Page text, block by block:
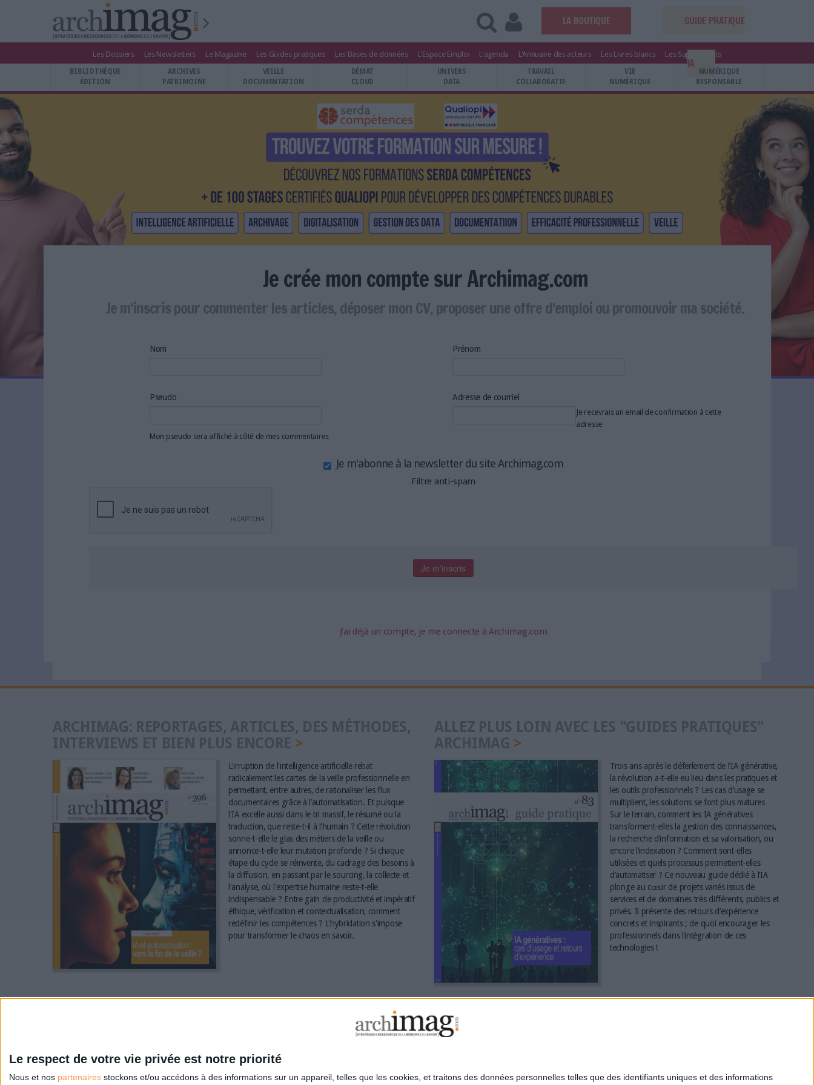
Le respect de votre vie privée est notre priorité
Nous et nos partenaires stockons et/ou accédons à des informations sur un appareil, telles que les cookies, et traitons des données personnelles telles que des identifiants uniques et des informations
LA BOUTIQUE GUIDE PRATIQUE
IA
BIBLIOTHÈQUE ÉDITION
ARCHIVES PATRIMOINE
VEILLE DOCUMENTATION
UNIVERS DATA
TRAVAIL COLLABORATIF
VIE NUMÉRIQUE
NUMÉRIQUE RESPONSABLE
L'ANNUAIRE DES ACTEURS
Les Dossiers Les Newsletters Le Magazine Les Guides pratiques Les Bases de données L'Espace Emploi L'agenda L'Annuaire des acteurs Les Livres blancs Les Suppléments
BIBLIOTHÈQUE
ÉDITION
ARCHIVES
PATRIMOINE
VEILLE
DOCUMENTATION
DÉMAT
CLOUD
UNIVERS
DATA
TRAVAIL
COLLABORATIF
VIE
NUMÉRIQUE
NUMÉRIQUE
RESPONSABLE
Je crée mon compte sur Archimag.com
Je m'inscris pour commenter les articles, déposer mon CV, proposer une offre d'emploi ou promouvoir ma société.
Nom
Pseudo
Mon pseudo sera affiché à côté de mes commentaires
Prénom
Adresse de courriel
Je recevrais un email de confirmation à cette
adresse
Je m'abonne à la newsletter du site Archimag.com
Filtre anti-spam
J'ai déjà un compte, je me connecte à Archimag.com
L'irruption de l'intelligence artificielle rebat
radicalement les cartes de la veille professionnelle en
permettant, entre autres, de rationaliser les flux
documentaires grâce à l’automatisation. Et puisque
l'IA excelle aussi dans le tri massif, le résumé ou la
traduction, que reste-t-il à l’humain ? Cette révolution
sonne-t-elle le glas des métiers de la veille ou
annonce-t-elle leur mutation profonde ? Si chaque
étape du cycle se réinvente, du cadrage des besoins à
la diffusion, en passant par le sourcing, la collecte et
l'analyse, où l'expertise humaine reste-t-elle
indispensable ? Entre gain de productivité et impératif
éthique, vérification et contextualisation, comment
redéfinir les compétences ? L'hybridation s'impose
pour transformer le chaos en savoir.
Trois ans après le déferlement de l’IA générative,
la révolution a-t-elle eu lieu dans les pratiques et
les outils professionnels ? Les cas d’usage se
multiplient, les solutions se font plus matures…
Sur le terrain, comment les IA génératives
transforment-elles la gestion des connaissances,
la recherche d’information et sa valorisation, ou
encore l’indexation ? Comment sont-elles
utilisées et quels processus permettent-elles
d’automatiser ? Ce nouveau guide dédié à l’IA
plonge au cœur de projets variés issus de
services et de domaines très différents, publics et
privés. Il présente des retours d’expérience
concrets et inspirants ; de quoi encourager les
professionnels dans l’intégration de ces
technologies !